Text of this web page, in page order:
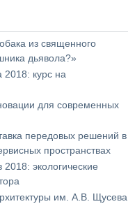
из священного
дьявола?»
курс на
для современных
передовых решений в
пространствах
экологические
им. А.В. Щусева